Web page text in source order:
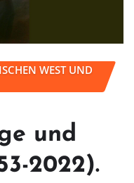
WEST UND
und
2022).